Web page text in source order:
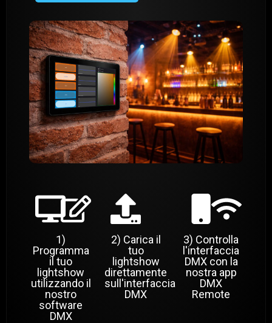
1)
Programma
il tuo
lightshow
utilizzando il
nostro
software
DMX
2) Carica il
tuo
lightshow
direttamente
sull'interfaccia
DMX
3) Controlla
l'interfaccia
DMX con la
nostra app
DMX
Remote